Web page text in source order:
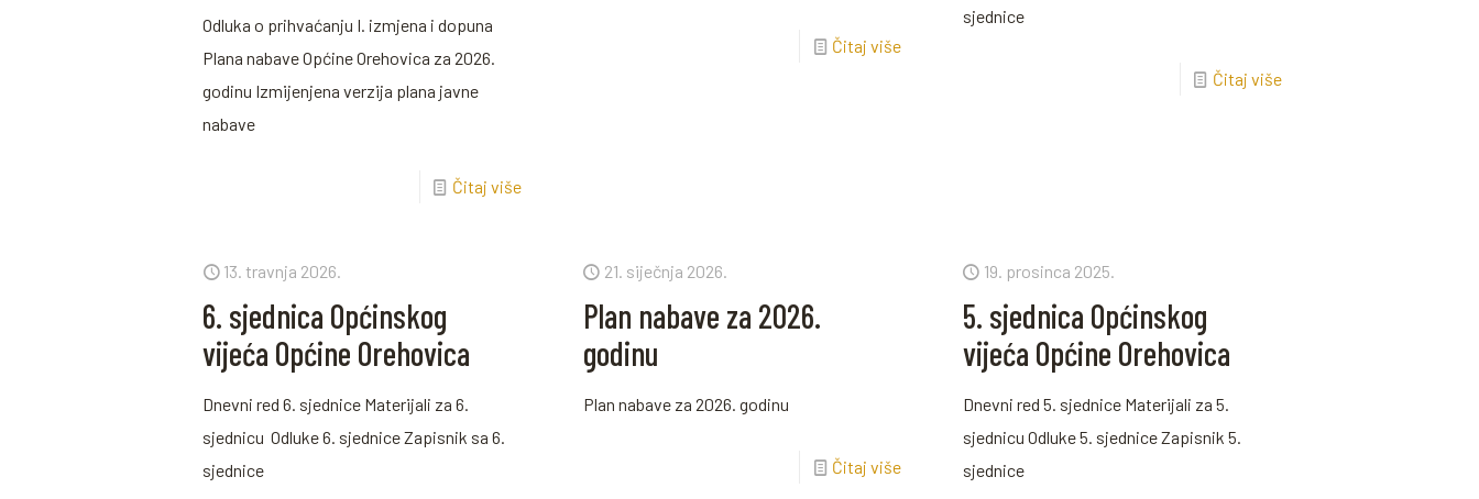
Odluka o prihvaćanju I. izmjena i dopuna
Plana nabave Općine Orehovica za 2026.
godinu Izmijenjena verzija plana javne
nabave
Čitaj više
Čitaj više
sjednice
Čitaj više
13. travnja 2026.
6. sjednica Općinskog
vijeća Općine Orehovica
Dnevni red 6. sjednice Materijali za 6.
sjednicu Odluke 6. sjednice Zapisnik sa 6.
sjednice
21. siječnja 2026.
Plan nabave za 2026.
godinu
Plan nabave za 2026. godinu
Čitaj više
19. prosinca 2025.
5. sjednica Općinskog
vijeća Općine Orehovica
Dnevni red 5. sjednice Materijali za 5.
sjednicu Odluke 5. sjednice Zapisnik 5.
sjednice